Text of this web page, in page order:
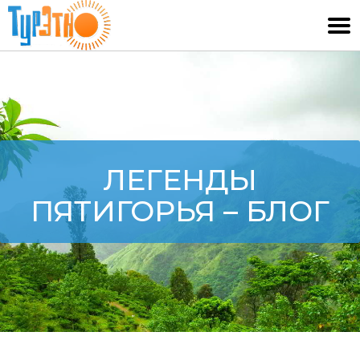
ЛЕГЕНДЫ
ПЯТИГОРЬЯ – БЛОГ